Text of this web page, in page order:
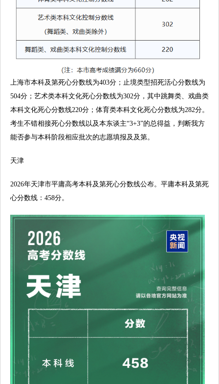
上海市本科及第死心分数线为403分；止境类型招死活心分数线为
504分；艺术类本科文化死心分数线为302分，其中跳舞类、戏曲类
本科文化死心分数线220分；体育类本科文化死心分数线为282分。
考生不错相接死心分数线以及本东谈主“3+3”的总得益，判断我方
能否参与本科阶段相应批次的志愿填报及及第。
天津
2026年天津市平庸高考本科及第死心分数线公布。平庸本科及第死
心分数线：458分。